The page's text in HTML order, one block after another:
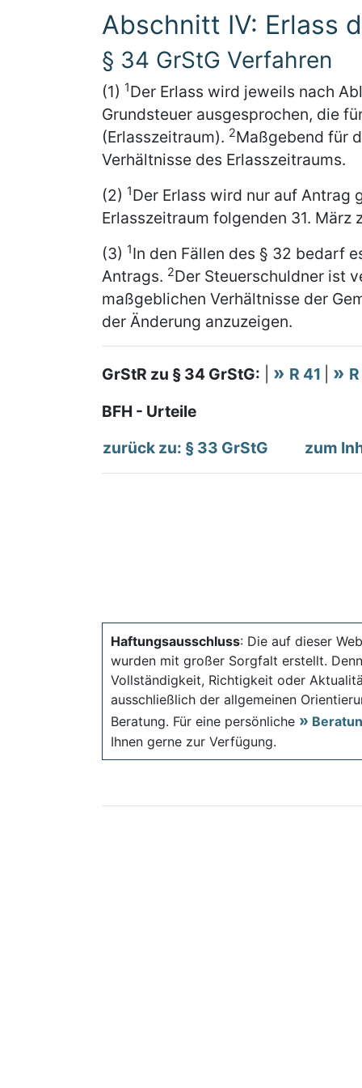
Abschnitt IV: Erlass
§ 34 GrStG Verfahren
(1) 1Der Erlass wird jeweils nach
Grundsteuer ausgesprochen, die
(Erlasszeitraum). 2Maßgebend für
Verhältnisse des Erlasszeitraums.
(2) 1Der Erlass wird nur auf Antrag
Erlasszeitraum folgenden 31. März
(3) 1In den Fällen des § 32 bedarf
Antrags. 2Der Steuerschuldner ist
maßgeblichen Verhältnisse der
der Änderung anzuzeigen.
GrStR zu § 34 GrStG: R 41
BFH - Urteile
zurück zu: § 33 GrStG
zum
Haftungsausschluss: Die auf dieser
wurden mit großer Sorgfalt erstellt.
Vollständigkeit, Richtigkeit oder
ausschließlich der allgemeinen
Beratung. Für eine persönliche
Ihnen gerne zur Verfügung.